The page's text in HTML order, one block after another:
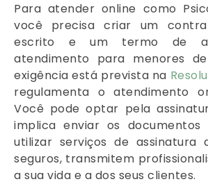
Para atender online como
você precisa criar um
escrito e um termo de
atendimento para menores
exigência está prevista na
regulamenta o atendimento
Você pode optar pela
implica enviar os documentos
utilizar serviços de assinatura
seguros, transmitem
a sua vida e a dos seus clientes.